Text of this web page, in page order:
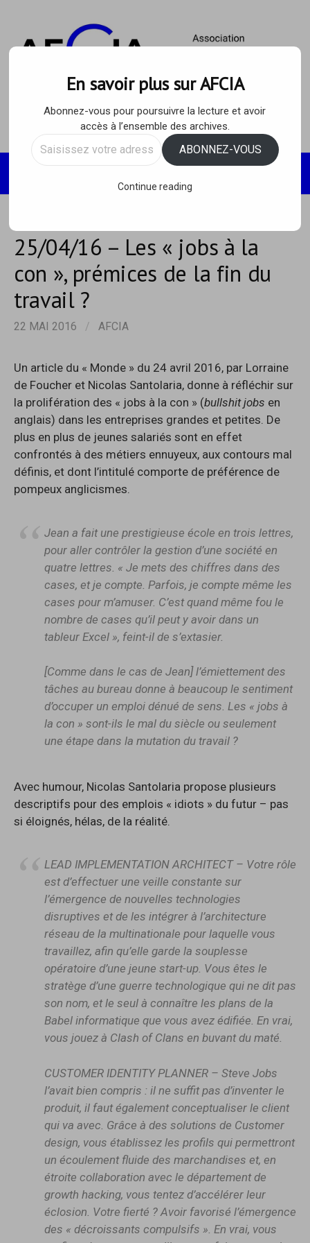
content
25/04/16 – Les « jobs à la
con », prémices de la fin du
travail ?
22 MAI 2016 / AFCIA
Un article du « Monde » du 24 avril 2016, par Lorraine
de Foucher et Nicolas Santolaria, donne à réfléchir sur
la prolifération des « jobs à la con » (bullshit jobs en
anglais) dans les entreprises grandes et petites. De
plus en plus de jeunes salariés sont en effet
confrontés à des métiers ennuyeux, aux contours mal
définis, et dont l’intitulé comporte de préférence de
pompeux anglicismes.
Jean a fait une prestigieuse école en trois lettres,
pour aller contrôler la gestion d’une société en
quatre lettres. « Je mets des chiffres dans des
cases, et je compte. Parfois, je compte même les
cases pour m’amuser. C’est quand même fou le
nombre de cases qu’il peut y avoir dans un
tableur Excel », feint-il de s’extasier.
[Comme dans le cas de Jean] l’émiettement des
tâches au bureau donne à beaucoup le sentiment
d’occuper un emploi dénué de sens. Les « jobs à
la con » sont-ils le mal du siècle ou seulement
une étape dans la mutation du travail ?
Avec humour, Nicolas Santolaria propose plusieurs
descriptifs pour des emplois « idiots » du futur – pas
si éloignés, hélas, de la réalité.
LEAD IMPLEMENTATION ARCHITECT – Votre rôle
est d’effectuer une veille constante sur
l’émergence de nouvelles technologies
disruptives et de les intégrer à l’architecture
réseau de la multinationale pour laquelle vous
travaillez, afin qu’elle garde la souplesse
opératoire d’une jeune start-up. Vous êtes le
stratège d’une guerre technologique qui ne dit pas
son nom, et le seul à connaître les plans de la
Babel informatique que vous avez édifiée. En vrai,
vous jouez à Clash of Clans en buvant du maté.
CUSTOMER IDENTITY PLANNER – Steve Jobs
l’avait bien compris : il ne suffit pas d’inventer le
produit, il faut également conceptualiser le client
qui va avec. Grâce à des solutions de Customer
design, vous établissez les profils qui permettront
un écoulement fluide des marchandises et, en
étroite collaboration avec le département de
growth hacking, vous tentez d’accélérer leur
éclosion. Votre fierté ? Avoir favorisé l’émergence
des « décroissants compulsifs ». En vrai, vous
En savoir plus sur AFCIA
Abonnez-vous pour poursuivre la lecture et avoir
accès à l’ensemble des archives.
Saisissez
ABONNEZ-VOUS
Continue reading